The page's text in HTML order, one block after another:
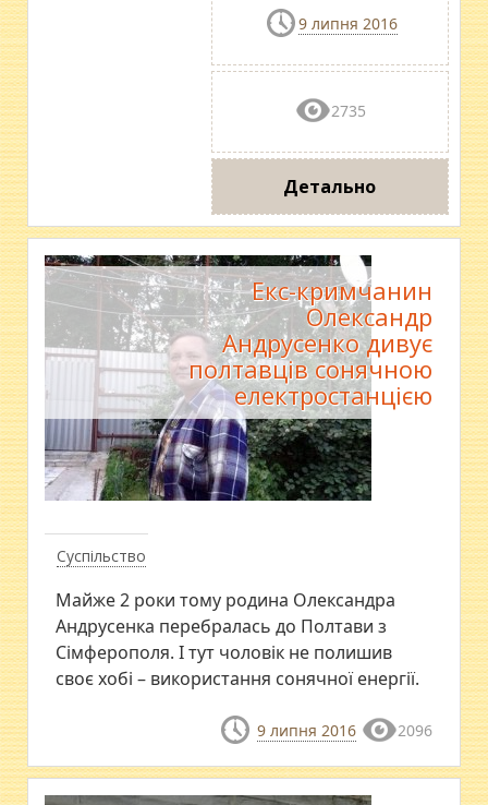
9 липня 2016
2735
Детально
Суспільство
Екс-кримчанин
Олександр
Андрусенко дивує
полтавців сонячною
електростанцією
Майже 2 роки тому родина Олександра
Андрусенка перебралась до Полтави з
Сімферополя. І тут чоловік не полишив
своє хобі – використання сонячної енергії.
9 липня 2016 2096